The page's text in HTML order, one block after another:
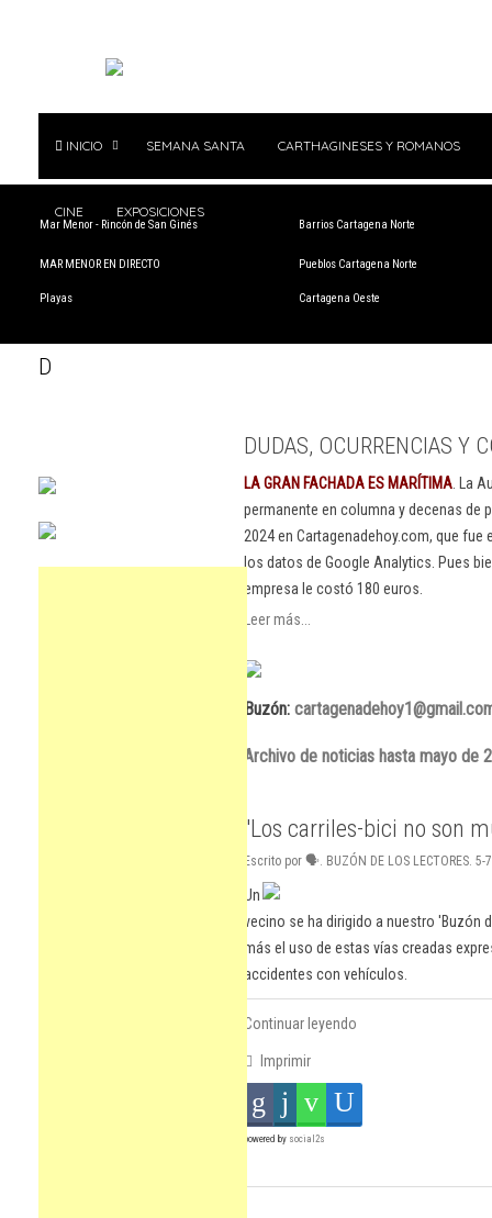
INICIO SEMANA SANTA CARTHAGINESES Y ROMANOS
CINE EXPOSICIONES
Mar Menor - Rincón de San Ginés
MAR MENOR EN DIRECTO
Playas
Barrios Cartagena Norte
Pueblos Cartagena Norte
Cartagena Oeste
D
DUDAS, OCURRENCIAS Y
LA GRAN FACHADA ES MARÍTIMA . La
permanente en columna y decenas
2024 en Cartagenadehoy.com, que
los datos de Google Analytics. Pues
empresa le costó 180 euros.
Leer más...
Buzón:
Archivo de noticias hasta mayo de
"Los carriles-bici no son
Escrito por 🗣. BUZÓN DE LOS LECTORES.
Un
vecino se ha dirigido a nuestro 'Buzón
más el uso de estas vías creadas
accidentes con vehículos.
Continuar leyendo
Imprimir
powered by social2s